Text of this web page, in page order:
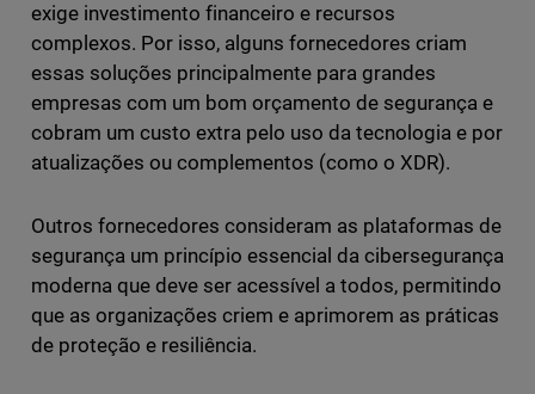
exige investimento financeiro e recursos
complexos. Por isso, alguns fornecedores criam
essas soluções principalmente para grandes
empresas com um bom orçamento de segurança e
cobram um custo extra pelo uso da tecnologia e por
atualizações ou complementos (como o XDR).
Outros fornecedores consideram as plataformas de
segurança um princípio essencial da cibersegurança
moderna que deve ser acessível a todos, permitindo
que as organizações criem e aprimorem as práticas
de proteção e resiliência.